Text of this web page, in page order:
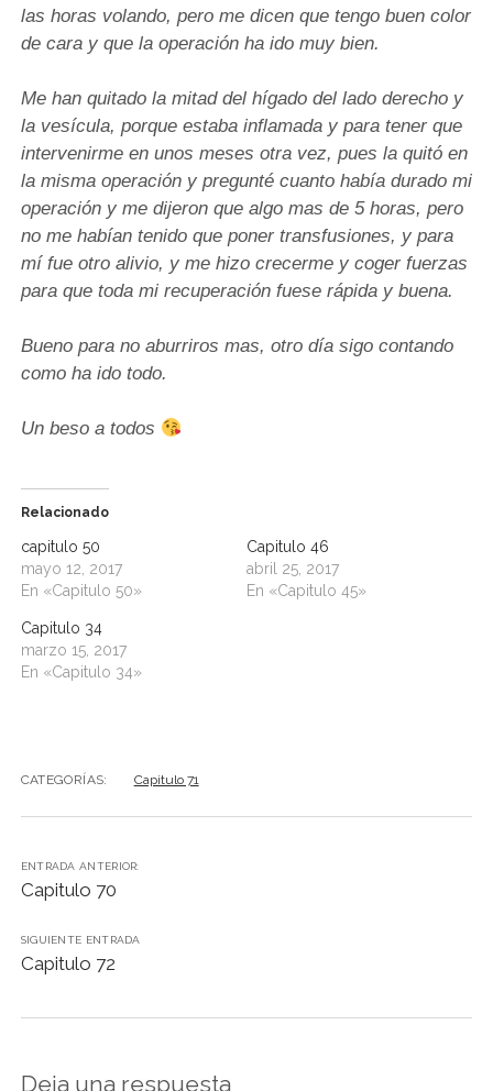
las horas volando, pero me dicen que tengo buen color
de cara y que la operación ha ido muy bien.
Me han quitado la mitad del hígado del lado derecho y
la vesícula, porque estaba inflamada y para tener que
intervenirme en unos meses otra vez, pues la quitó en
la misma operación y pregunté cuanto había durado mi
operación y me dijeron que algo mas de 5 horas, pero
no me habían tenido que poner transfusiones, y para
mí fue otro alivio, y me hizo crecerme y coger fuerzas
para que toda mi recuperación fuese rápida y buena.
Bueno para no aburriros mas, otro día sigo contando
como ha ido todo.
Un beso a todos
Relacionado
capitulo 50
mayo 12, 2017
En «Capitulo 50»
Capitulo 46
abril 25, 2017
En «Capitulo 45»
Capitulo 34
marzo 15, 2017
En «Capitulo 34»
CATEGORÍAS: Capitulo 71
ENTRADA ANTERIOR:
Capitulo 70
SIGUIENTE ENTRADA
Capitulo 72
Deja una respuesta